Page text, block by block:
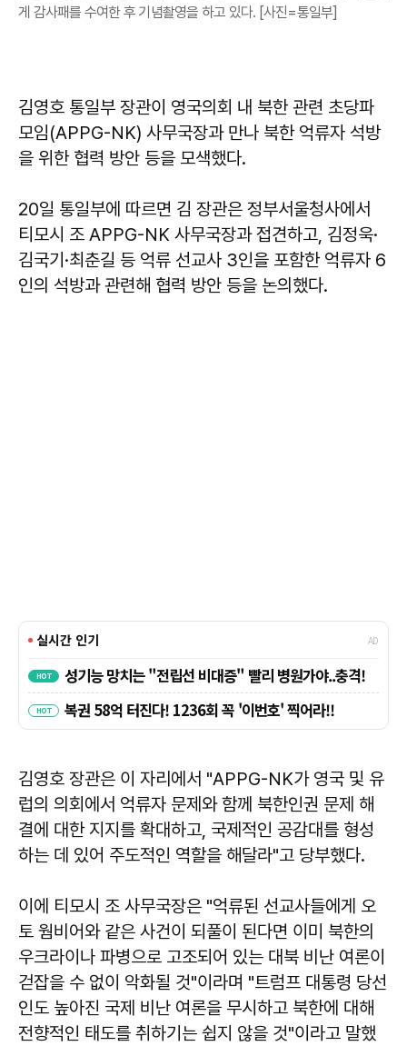
게 감사패를 수여한 후 기념촬영을 하고 있다. [사진=통일부]
김영호 통일부 장관이 영국의회 내 북한 관련 초당파
모임(APPG-NK) 사무국장과 만나 북한 억류자 석방
을 위한 협력 방안 등을 모색했다.
20일 통일부에 따르면 김 장관은 정부서울청사에서
티모시 조 APPG-NK 사무국장과 접견하고, 김정욱·
김국기·최춘길 등 억류 선교사 3인을 포함한 억류자 6
인의 석방과 관련해 협력 방안 등을 논의했다.
김영호 장관은 이 자리에서 "APPG-NK가 영국 및 유
럽의 의회에서 억류자 문제와 함께 북한인권 문제 해
결에 대한 지지를 확대하고, 국제적인 공감대를 형성
하는 데 있어 주도적인 역할을 해달라"고 당부했다.
이에 티모시 조 사무국장은 "억류된 선교사들에게 오
토 웜비어와 같은 사건이 되풀이 된다면 이미 북한의
우크라이나 파병으로 고조되어 있는 대북 비난 여론이
걷잡을 수 없이 악화될 것"이라며 "트럼프 대통령 당선
인도 높아진 국제 비난 여론을 무시하고 북한에 대해
전향적인 태도를 취하기는 쉽지 않을 것"이라고 말했